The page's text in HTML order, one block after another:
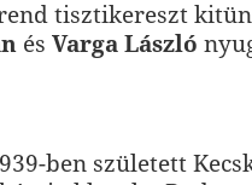
tisztikereszt
és Varga László
ben született